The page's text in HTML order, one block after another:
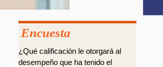
Encuesta
¿Qué calificación le otorgará al
desempeño que ha tenido el